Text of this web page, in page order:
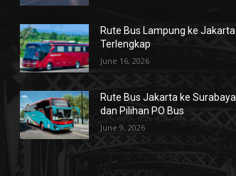
Rute Bus Lampung ke Jakarta
Terlengkap
June 16, 2026
Rute Bus Jakarta ke Surabaya
dan Pilihan PO Bus
June 9, 2026